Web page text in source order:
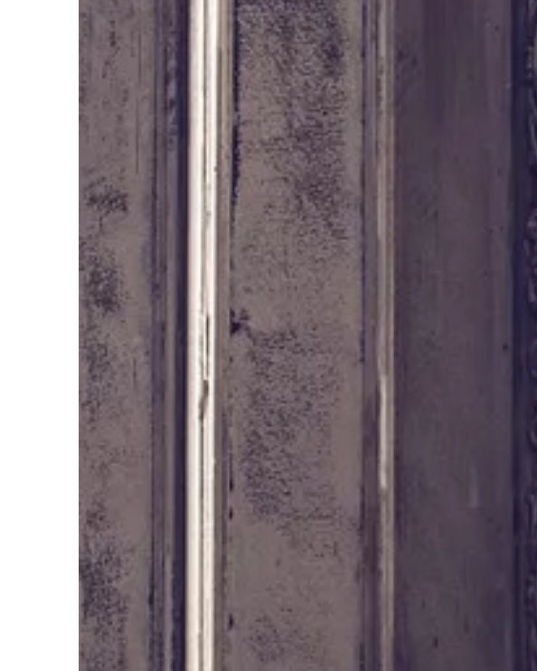
DOM I WNĘTRZE
09 | 02 | 2022
Elementy wpływające na wygląd
zewnętrzny domu?
Fasada budynku jest równie ważna jego
bryła i wnętrze. To, jakie elementy
umieścimy na elewacji, wpłynie na
ostateczny odbiór naszego […]